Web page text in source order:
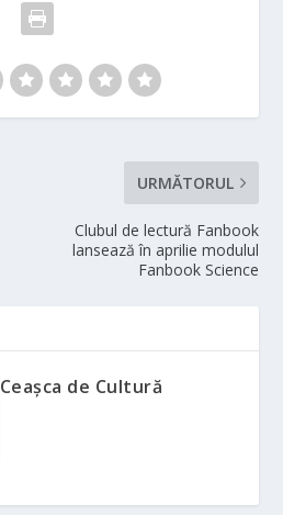
URMĂTORUL
Clubul de lectură Fanbook
lansează în aprilie modulul
Fanbook Science
Ceașca de Cultură